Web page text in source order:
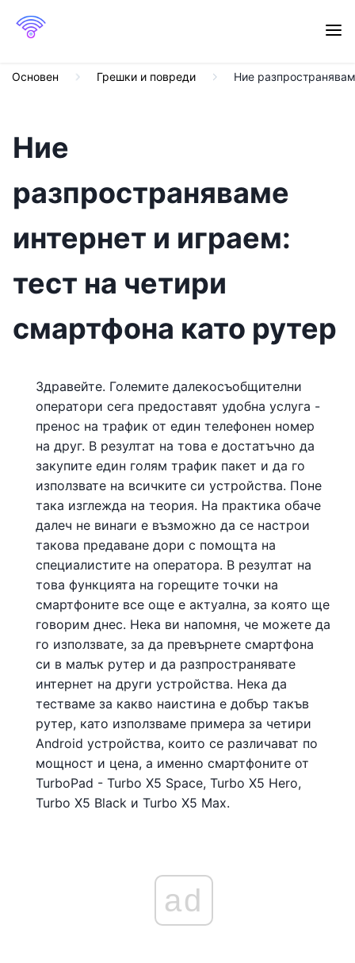
Основен Грешки и повреди Ние
Ние
разпространяваме
интернет и играем:
тест на четири
смартфона като рутер
Здравейте. Големите далекосъобщителни
оператори сега предоставят удобна услуга -
пренос на трафик от един телефонен номер
на друг. В резултат на това е достатъчно да
закупите един голям трафик пакет и да го
използвате на всичките си устройства. Поне
така изглежда на теория. На практика обаче
далеч не винаги е възможно да се настрои
такова предаване дори с помощта на
специалистите на оператора. В резултат на
това функцията на горещите точки на
смартфоните все още е актуална, за която ще
говорим днес. Нека ви напомня, че можете да
го използвате, за да превърнете смартфона
си в малък рутер и да разпространявате
интернет на други устройства. Нека да
тестваме за какво наистина е добър такъв
рутер, като използваме примера за четири
Android устройства, които се различават по
мощност и цена, а именно смартфоните от
TurboPad - Turbo X5 Space, Turbo X5 Hero,
Turbo X5 Black и Turbo X5 Max.
ad